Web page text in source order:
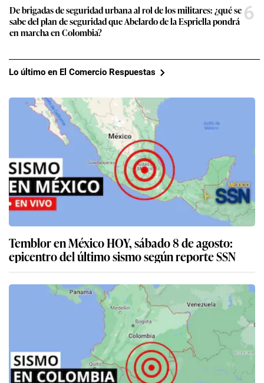
De brigadas de seguridad urbana al rol de los militares: ¿qué se
sabe del plan de seguridad que Abelardo de la Espriella pondrá
en marcha en Colombia?
6
Lo último en El Comercio Respuestas
Temblor en México HOY, sábado 8 de agosto:
epicentro del último sismo según reporte SSN